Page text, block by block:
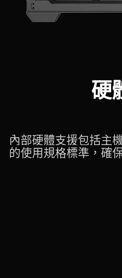
硬
內部硬體支援包括主
的使用規格標準，確